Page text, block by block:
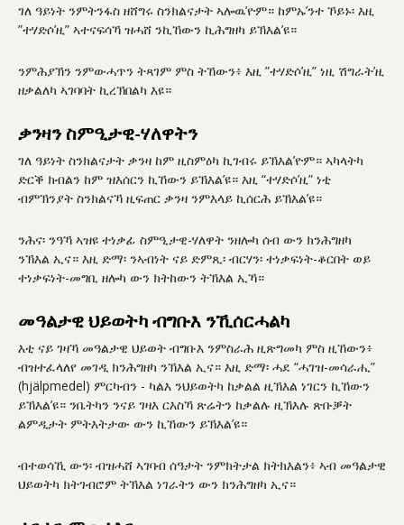
ገለ ዓይነት ንምትንፋስ ዘሸግሩ ስንክልናታት ኣሎዉ’ዮም። ከምኡ’ንተ ኾይኑ፡ እዚ
”ተሃድሶ’ዚ” ኣተናፍሳኻ ዝሓሸ ንኪኸውን ኪሕግዘካ ይኽእል’ዩ።
ንምሕያኽን ንምውሓጥን ትጻገም ምስ ትኸውን፥ እዚ ”ተሃድሶ’ዚ” ነዚ ሽግራት’ዚ
ዘቃልለካ ኣገባባት ኪረኽበልካ እዩ።
ቃንዛን ስምዒታዊ-ሃለዋትን
ገለ ዓይነት ስንክልናታት ቃንዛ ከም ዚስምዕካ ኪገብሩ ይኽእል’ዮም። ኣካላትካ
ድርቕ ክብልን ከም ዝእሰርን ኪኸውን ይኽእል’ዩ። እዚ “ተሃድሶ’ዚ” ነቲ
ብምኽንያት ስንክልናኻ ዚፍጠር ቃንዛ ንምእላይ ኪሰርሕ ይኽእል’ዩ።
ንሕና፡ ንዓኻ ኣዝዩ ተነቃፊ ስምዒታዊ-ሃለዋት ንዘሎካ ሰብ ውን ክንሕግዘካ
ንኽእል ኢና። እዚ ድማ፡ ንኣብነት ናይ ድምጺ፡ ብርሃን፡ ተነቃፍነት-ቆርበት ወይ
ተነቃፍነት-መግቢ ዘሎካ ውን ክትከውን ትኽእል ኢኻ።
መዓልታዊ ህይወትካ ብግቡእ ንኺሰርሓልካ
እቲ ናይ ገዛኻ መዓልታዊ ህይወት ብግቡእ ንምስራሕ ዚጽግመካ ምስ ዚኸውን፥
ብዝተፈላለየ መገዲ ክንሕግዘካ ንኽእል ኢና። እዚ ድማ፡ ሓደ “ሓገዝ-መሳራሒ”
(hjälpmedel) ምርካብን - ካልእ ንህይወትካ ከቃልል ዚኽእል ነገርን ኪኸውን
ይኽእል’ዩ። ንቤትካን ንናይ ገዛእ ርእስኻ ጽሬትን ከቃልሉ ዚኽእሉ ጽቡቓት
ልምዲታት ምትእትታው ውን ኪኸውን ይኽእል’ዩ።
ብተወሳኺ ውን፡ ብዝሓሸ ኣገባብ ሰዓታት ንምክትታል ክትክእልን፥ ኣብ መዓልታዊ
ህይወትካ ክትገብሮም ትኽእል ነገራትን ውን ክንሕግዘካ ኢና።